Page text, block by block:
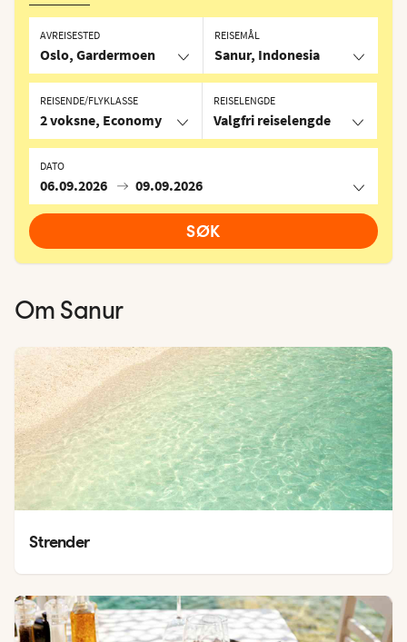
AVREISESTED
Oslo, Gardermoen
REISEMÅL
Sanur, Indonesia
REISELENGDE
Valgfri reiselengde
DATO
06.09.2026 09.09.2026
REISENDE/FLYKLASSE
2 voksne, Economy
SØK
Om Sanur
Strender